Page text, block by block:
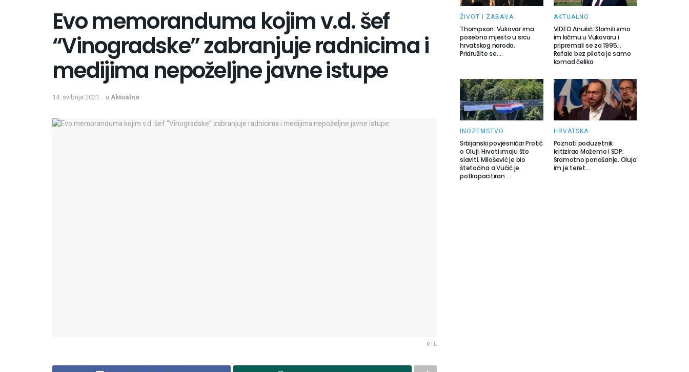
Evo memoranduma kojim v.d. šef
“Vinogradske” zabranjuje radnicima i
medijima nepoželjne javne istupe
14. svibnja 2021. u Aktualno
RTL
ŽIVOT I ZABAVA
Thompson: Vukovar ima
posebno mjesto u srcu
hrvatskog naroda.
Pridružite se….
AKTUALNO
VIDEO Anušić: Slomili smo
im kičmu u Vukovaru i
pripremali se za 1995…
Rafale bez pilota je samo
komad čelika
INOZEMSTVO
Srbijanski povjesničar Protić
o Oluji: Hrvati imaju što
slaviti. Milošević je bio
štetočina a Vučić je
potkapacitiran…
HRVATSKA
Poznati poduzetnik
kritizirao Možemo i SDP:
Sramotno ponašanje. Oluja
im je teret…